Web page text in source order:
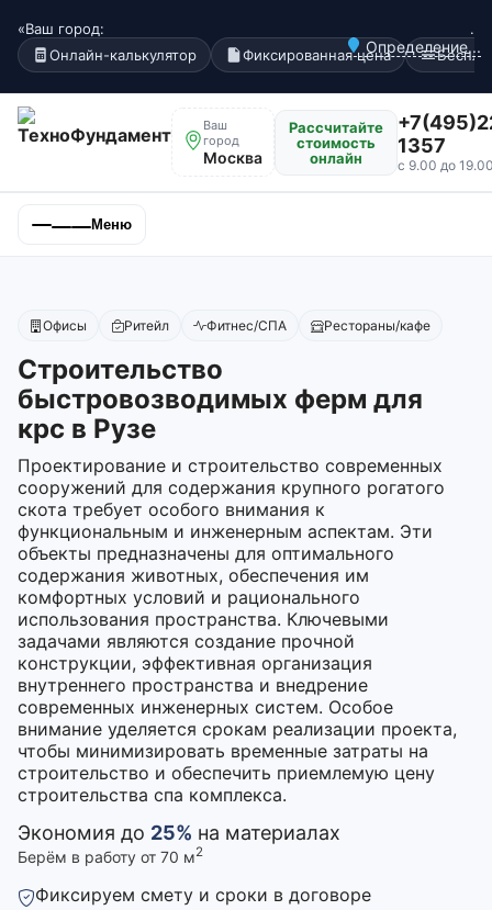
«Ваш город:
Определение...
.
Онлайн-калькулятор
Фиксированная цена
Ваш
город
Москва
Рассчитайте
стоимость
онлайн
1357
с 9.00 до
Меню
Офисы Ритейл Фитнес/СПА Рестораны/кафе
Строительство
быстровозводимых ферм для
крс в Рузе
Проектирование и строительство современных
сооружений для содержания крупного рогатого
скота требует особого внимания к
функциональным и инженерным аспектам. Эти
объекты предназначены для оптимального
содержания животных, обеспечения им
комфортных условий и рационального
использования пространства. Ключевыми
задачами являются создание прочной
конструкции, эффективная организация
внутреннего пространства и внедрение
современных инженерных систем. Особое
внимание уделяется срокам реализации проекта,
чтобы минимизировать временные затраты на
строительство и обеспечить приемлемую цену
строительства спа комплекса.
Экономия до 25% на материалах
Берём в работу от 70 м2
Фиксируем смету и сроки в договоре